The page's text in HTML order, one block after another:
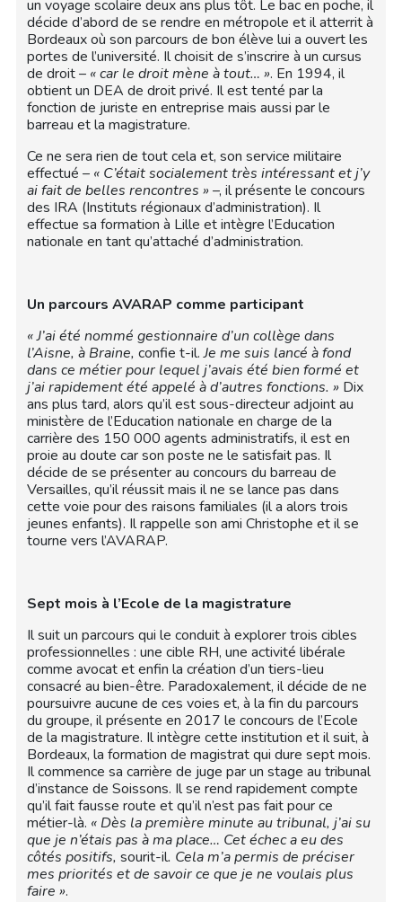
un voyage scolaire deux ans plus tôt. Le bac en poche, il
décide d’abord de se rendre en métropole et il atterrit à
Bordeaux où son parcours de bon élève lui a ouvert les
portes de l’université. Il choisit de s’inscrire à un cursus
de droit – « car le droit mène à tout… ». En 1994, il
obtient un DEA de droit privé. Il est tenté par la
fonction de juriste en entreprise mais aussi par le
barreau et la magistrature.
Ce ne sera rien de tout cela et, son service militaire
effectué – « C’était socialement très intéressant et j’y
ai fait de belles rencontres »–, il présente le concours
des IRA (Instituts régionaux d’administration). Il
effectue sa formation à Lille et intègre l’Education
nationale en tant qu’attaché d’administration.
Un parcours AVARAP comme participant
« J’ai été nommé gestionnaire d’un collège dans
l’Aisne, à Braine, confie t-il.Je me suis lancé à fond
dans ce métier pour lequel j’avais été bien formé et
j’ai rapidement été appelé à d’autres fonctions. » Dix
ans plus tard, alors qu’il est sous-directeur adjoint au
ministère de l’Education nationale en charge de la
carrière des 150 000 agents administratifs, il est en
proie au doute car son poste ne le satisfait pas. Il
décide de se présenter au concours du barreau de
Versailles, qu’il réussit mais il ne se lance pas dans
cette voie pour des raisons familiales (il a alors trois
jeunes enfants). Il rappelle son ami Christophe et il se
tourne vers l’AVARAP.
Sept mois à l’Ecole de la magistrature
Il suit un parcours qui le conduit à explorer trois cibles
professionnelles : une cible RH, une activité libérale
comme avocat et enfin la création d’un tiers-lieu
consacré au bien-être. Paradoxalement, il décide de ne
poursuivre aucune de ces voies et, à la fin du parcours
du groupe, il présente en 2017 le concours de l’Ecole
de la magistrature. Il intègre cette institution et il suit, à
Bordeaux, la formation de magistrat qui dure sept mois.
Il commence sa carrière de juge par un stage au tribunal
d’instance de Soissons. Il se rend rapidement compte
qu’il fait fausse route et qu’il n’est pas fait pour ce
métier-là. « Dès la première minute au tribunal, j’ai su
que je n’étais pas à ma place… Cet échec a eu des
côtés positifs, sourit-il. Cela m’a permis de préciser
mes priorités et de savoir ce que je ne voulais plus
faire ».